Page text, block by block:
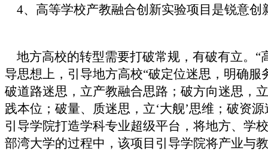
4、高等学校产教融合创新实验项目是锐意创
地方高校的转型需要打破常规，有破有立。“
导思想上，引导地方高校“破定位迷思，明确
破道路迷思，立产教融合思路；破方向迷思，
践本位；破量、质迷思，立‘大舰’思维；破资
引导学院打造学科专业超级平台，将地方、学
部湾大学的过程中，该项目引导学院将产业与